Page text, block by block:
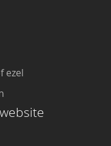
ezel